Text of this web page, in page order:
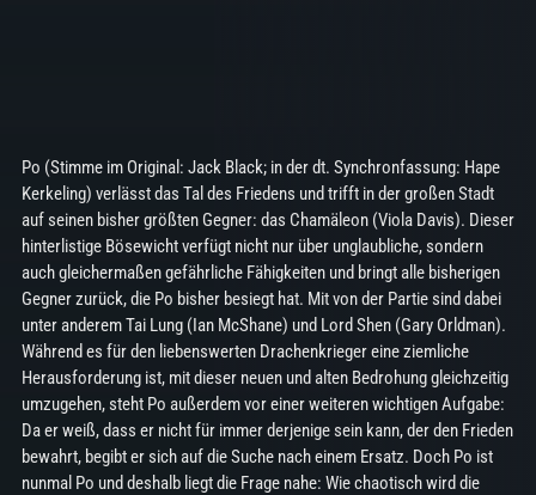
Po (Stimme im Original: Jack Black; in der dt. Synchronfassung: Hape
Kerkeling) verlässt das Tal des Friedens und trifft in der großen Stadt
auf seinen bisher größten Gegner: das Chamäleon (Viola Davis). Dieser
hinterlistige Bösewicht verfügt nicht nur über unglaubliche, sondern
auch gleichermaßen gefährliche Fähigkeiten und bringt alle bisherigen
Gegner zurück, die Po bisher besiegt hat. Mit von der Partie sind dabei
unter anderem Tai Lung (Ian McShane) und Lord Shen (Gary Orldman).
Während es für den liebenswerten Drachenkrieger eine ziemliche
Herausforderung ist, mit dieser neuen und alten Bedrohung gleichzeitig
umzugehen, steht Po außerdem vor einer weiteren wichtigen Aufgabe:
Da er weiß, dass er nicht für immer derjenige sein kann, der den Frieden
bewahrt, begibt er sich auf die Suche nach einem Ersatz. Doch Po ist
nunmal Po und deshalb liegt die Frage nahe: Wie chaotisch wird die